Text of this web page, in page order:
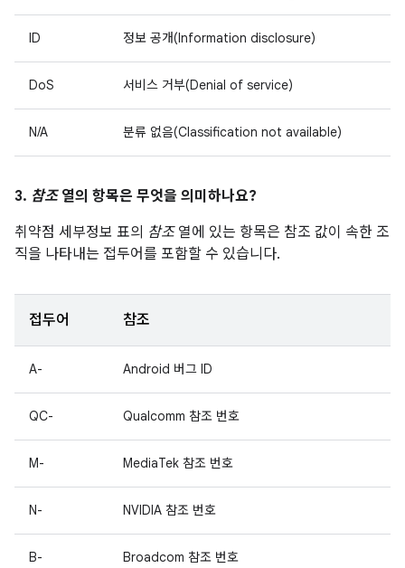
ID 정보 공개(Information disclosure)
DoS 서비스 거부(Denial of service)
N/A 분류 없음(Classification not available)
3. 참조열의 항목은 무엇을 의미하나요?
취약점 세부정보 표의 참조열에 있는 항목은 참조 값이 속한 조
직을 나타내는 접두어를 포함할 수 있습니다.
접두어 참조
A- Android 버그 ID
QC- Qualcomm 참조 번호
M- MediaTek 참조 번호
N- NVIDIA 참조 번호
B- Broadcom 참조 번호